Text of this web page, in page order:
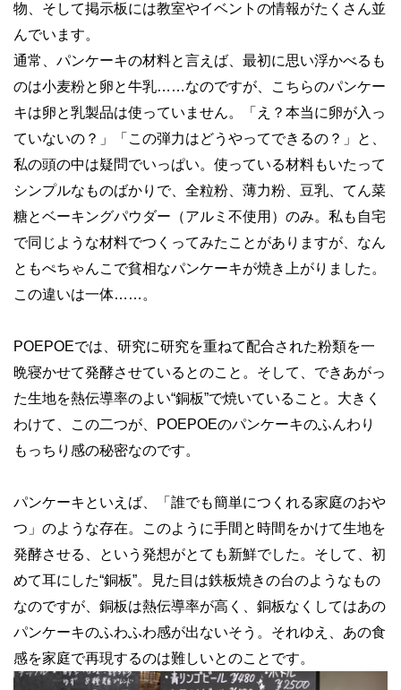
物、そして掲示板には教室やイベントの情報がたくさん並
んでいます。
通常、パンケーキの材料と言えば、最初に思い浮かべるも
のは小麦粉と卵と牛乳……なのですが、こちらのパンケー
キは卵と乳製品は使っていません。「え？本当に卵が入っ
ていないの？」「この弾力はどうやってできるの？」と、
私の頭の中は疑問でいっぱい。使っている材料もいたって
シンプルなものばかりで、全粒粉、薄力粉、豆乳、てん菜
糖とベーキングパウダー（アルミ不使用）のみ。私も自宅
で同じような材料でつくってみたことがありますが、なん
ともぺちゃんこで貧相なパンケーキが焼き上がりました。
この違いは一体……。
POEPOEでは、研究に研究を重ねて配合された粉類を一
晩寝かせて発酵させているとのこと。そして、できあがっ
た生地を熱伝導率のよい“銅板”で焼いていること。大きく
わけて、この二つが、POEPOEのパンケーキのふんわり
もっちり感の秘密なのです。
パンケーキといえば、「誰でも簡単につくれる家庭のおや
つ」のような存在。このように手間と時間をかけて生地を
発酵させる、という発想がとても新鮮でした。そして、初
めて耳にした“銅板”。見た目は鉄板焼きの台のようなもの
なのですが、銅板は熱伝導率が高く、銅板なくしてはあの
パンケーキのふわふわ感が出ないそう。それゆえ、あの食
感を家庭で再現するのは難しいとのことです。